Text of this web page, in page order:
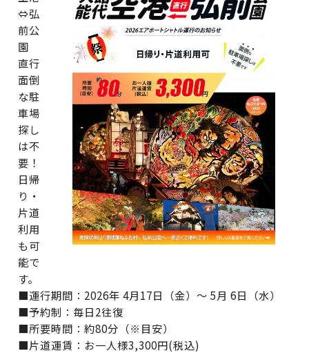
⇔弘
前公
園
直行
面倒
な駐
車場
探し
は不
要！
日帰
り・
片道
利用
も可
能で
す。
■運行期間：2026年 4月17日（金）～ 5月 6日（水）
■予約制：毎日2往復
■所要時間：約80分（※目安）
■片道運賃：お一人様3,300円(税込)